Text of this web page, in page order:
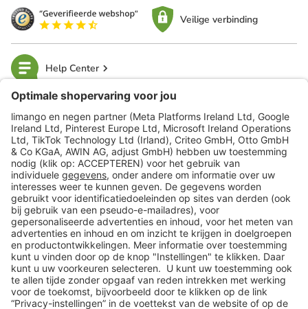
Veilige verbinding
Help Center
limango
Veilig winkelen
Klantenservice
Shop
Acties